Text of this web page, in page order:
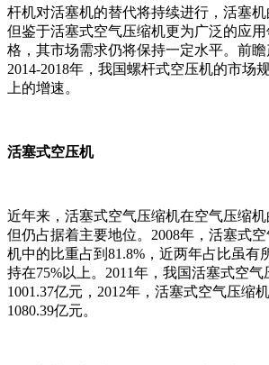
杆机对活塞机的替代将持续进行，活塞机
但鉴于活塞式空气压缩机更为广泛的应
格，其市场需求仍将保持一定水平。前瞻
2014-2018年，我国螺杆式空压机的市场
上的增速。
活塞式空压机
近年来，活塞式空气压缩机在空气压缩
但仍占据着主要地位。2008年，活塞式
机中的比重占到81.8%，近两年占比虽有
持在75%以上。2011年，我国活塞式空
1001.37亿元，2012年，活塞式空气压缩
1080.39亿元。